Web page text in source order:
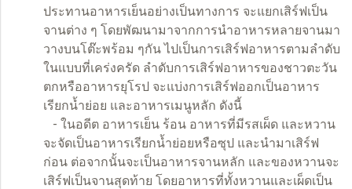
ประทานอาหารเย็นอย่างเป็นทางการ จะแยกเสิร์ฟเป็น
จานต่าง ๆ โดยพัฒนามาจากการนำอาหารหลายจานมา
วางบนโต๊ะพร้อม ๆกัน ไปเป็นการเสิร์ฟอาหารตามลำดับ
ในแบบที่เคร่งครัด ลำดับการเสิร์ฟอาหารของชาวตะวัน
ตกหรืออาหารยุโรป จะแบ่งการเสิร์ฟออกเป็นอาหาร
เรียกน้ำย่อย และอาหารเมนูหลัก ดังนี้
- ในอดีต อาหารเย็น ร้อน อาหารที่มีรสเผ็ด และหวาน
จะจัดเป็นอาหารเรียกน้ำย่อยหรือซุป และนำมาเสิร์ฟ
ก่อน ต่อจากนั้นจะเป็นอาหารจานหลัก และของหวานจะ
เสิร์ฟเป็นจานสุดท้าย โดยอาหารที่ทั้งหวานและเผ็ดเป็น